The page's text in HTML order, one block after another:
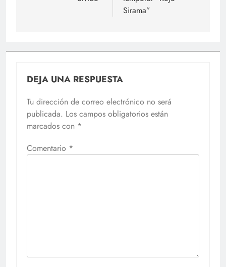
Sirama”
DEJA UNA RESPUESTA
Tu dirección de correo electrónico no será
publicada. Los campos obligatorios están
marcados con *
Comentario *